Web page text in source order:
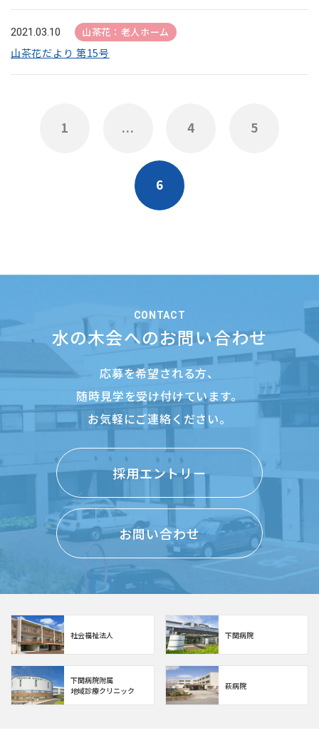
2021.03.10 山茶花：老人ホーム
山茶花だより 第15号
1 ... 4 5
6
CONTACT
水の木会へのお問い合わせ
応募を希望される方、
随時見学を受け付けています。
お気軽にご連絡ください。
採用エントリー
お問い合わせ
社会福祉法人 下関病院
下関病院附属
地域診療クリニック
萩病院